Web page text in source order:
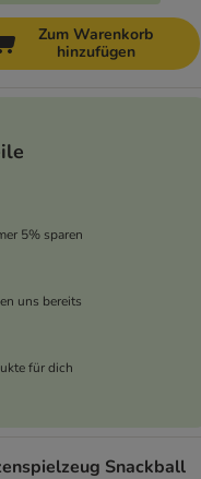
Zum Warenkorb
hinzufügen
5% sparen
uns bereits
für dich
Snackball